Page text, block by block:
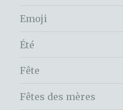
Emoji
Été
Fête
Fêtes des mères